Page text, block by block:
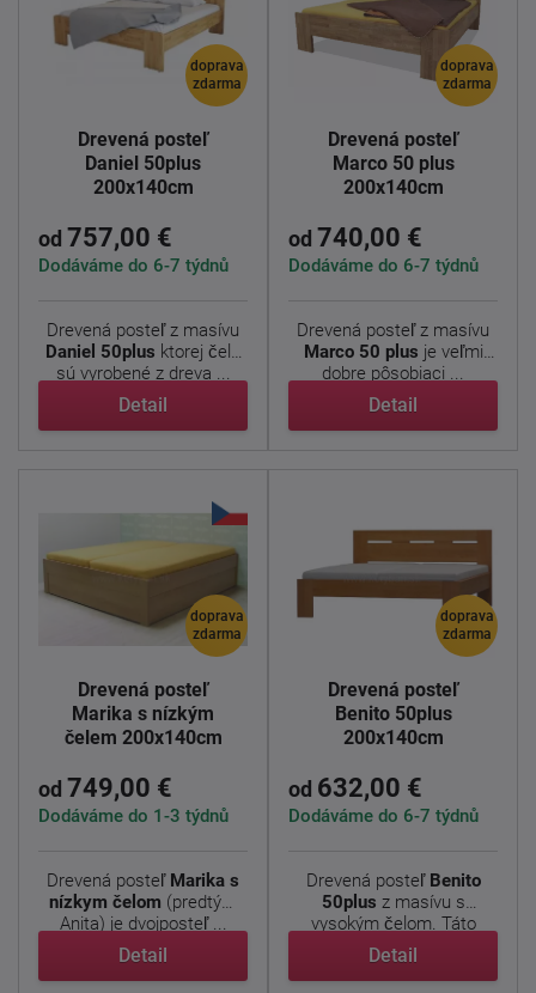
doprava
zdarma
Drevená posteľ
Daniel 50plus
200x140cm
od 757,00 €
Dodáváme do 6-7 týdnů
Drevená posteľ z masívu
Daniel 50plus ktorej čela
sú vyrobené z dreva ...
Detail
doprava
zdarma
Drevená posteľ
Marco 50 plus
200x140cm
od 740,00 €
Dodáváme do 6-7 týdnů
Drevená posteľ z masívu
Marco 50 plus je veľmi
dobre pôsobiaci ...
Detail
doprava
zdarma
Drevená posteľ
Marika s nízkým
čelem 200x140cm
od 749,00 €
Dodáváme do 1-3 týdnů
Drevená posteľ Marika s
nízkym čelom (predtým
Anita) je dvojposteľ ...
Detail
doprava
zdarma
Drevená posteľ
Benito 50plus
200x140cm
od 632,00 €
Dodáváme do 6-7 týdnů
Drevená posteľ Benito
50plus z masívu s
vysokým čelom. Táto
posteľ je ...
Detail